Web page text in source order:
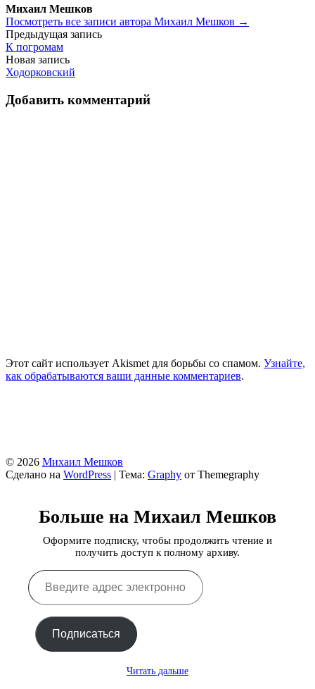
Михаил Мешков
Посмотреть все записи автора Михаил Мешков →
Навигация
по
записям
Предыдущая запись
К погромам
Новая запись
Ходорковский
Добавить комментарий
Этот сайт использует Akismet для борьбы со спамом. Узнайте,
как обрабатываются ваши данные комментариев.
© 2026 Михаил Мешков
Сделано на WordPress | Тема: Graphy от Themegraphy
Больше на Михаил Мешков
Оформите подписку, чтобы продолжить чтение и
получить доступ к полному архиву.
Введите
адрес
электронной
Подписаться
Читать дальше